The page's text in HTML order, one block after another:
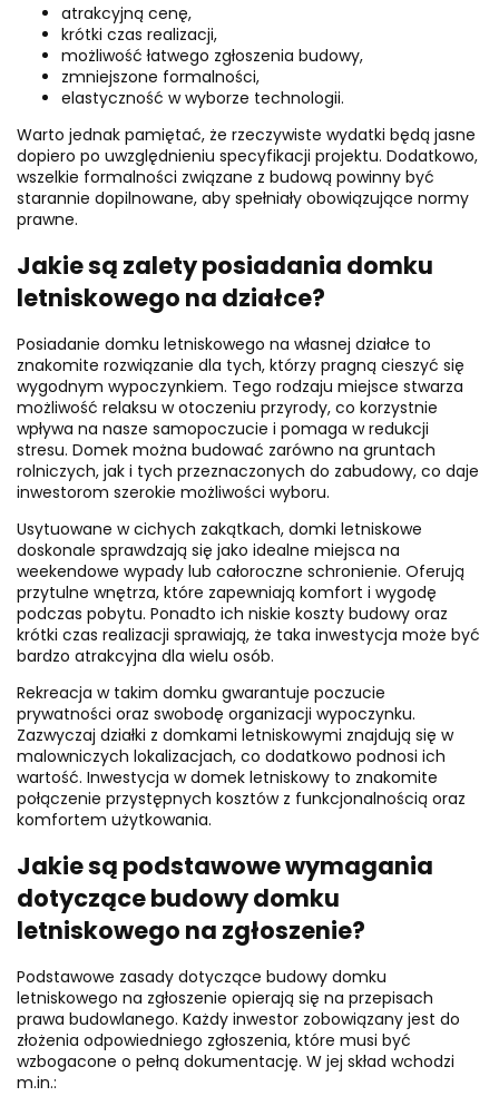
atrakcyjną cenę,
krótki czas realizacji,
możliwość łatwego zgłoszenia budowy,
zmniejszone formalności,
elastyczność w wyborze technologii.
Warto jednak pamiętać, że rzeczywiste wydatki będą jasne
dopiero po uwzględnieniu specyfikacji projektu. Dodatkowo,
wszelkie formalności związane z budową powinny być
starannie dopilnowane, aby spełniały obowiązujące normy
prawne.
Jakie są zalety posiadania domku
letniskowego na działce?
Posiadanie domku letniskowego na własnej działce to
znakomite rozwiązanie dla tych, którzy pragną cieszyć się
wygodnym wypoczynkiem. Tego rodzaju miejsce stwarza
możliwość relaksu w otoczeniu przyrody, co korzystnie
wpływa na nasze samopoczucie i pomaga w redukcji
stresu. Domek można budować zarówno na gruntach
rolniczych, jak i tych przeznaczonych do zabudowy, co daje
inwestorom szerokie możliwości wyboru.
Usytuowane w cichych zakątkach, domki letniskowe
doskonale sprawdzają się jako idealne miejsca na
weekendowe wypady lub całoroczne schronienie. Oferują
przytulne wnętrza, które zapewniają komfort i wygodę
podczas pobytu. Ponadto ich niskie koszty budowy oraz
krótki czas realizacji sprawiają, że taka inwestycja może być
bardzo atrakcyjna dla wielu osób.
Rekreacja w takim domku gwarantuje poczucie
prywatności oraz swobodę organizacji wypoczynku.
Zazwyczaj działki z domkami letniskowymi znajdują się w
malowniczych lokalizacjach, co dodatkowo podnosi ich
wartość. Inwestycja w domek letniskowy to znakomite
połączenie przystępnych kosztów z funkcjonalnością oraz
komfortem użytkowania.
Jakie są podstawowe wymagania
dotyczące budowy domku
letniskowego na zgłoszenie?
Podstawowe zasady dotyczące budowy domku
letniskowego na zgłoszenie opierają się na przepisach
prawa budowlanego. Każdy inwestor zobowiązany jest do
złożenia odpowiedniego zgłoszenia, które musi być
wzbogacone o pełną dokumentację. W jej skład wchodzi
m.in.: